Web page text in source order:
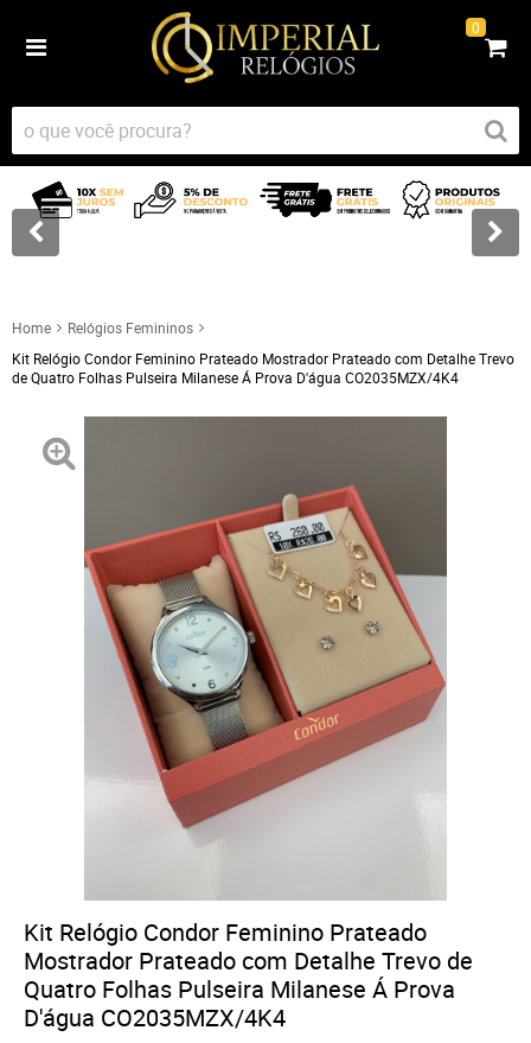
0
Home
Relógios Femininos
Kit Relógio Condor Feminino Prateado Mostrador Prateado com Detalhe Trevo
de Quatro Folhas Pulseira Milanese Á Prova D'água CO2035MZX/4K4
Kit Relógio Condor Feminino Prateado
Mostrador Prateado com Detalhe Trevo de
Quatro Folhas Pulseira Milanese Á Prova
D'água CO2035MZX/4K4